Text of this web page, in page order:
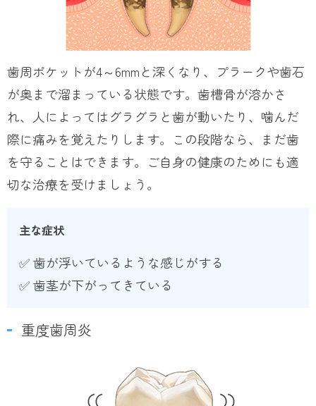
歯周ポケットが4～6mmと深くなり、プラークや歯石
が奥まで溜まっている状態です。歯槽骨が溶かさ
れ、人によってはグラグラと歯が動いたり、噛んだ
際に痛みを覚えたりします。この段階なら、まだ歯
を守ることはできます。ご自身の健康のためにも適
切な治療を受けましょう。
主な症状
✅ 歯が浮いているような感じがする
✅ 歯茎が下がってきている
重度歯周炎